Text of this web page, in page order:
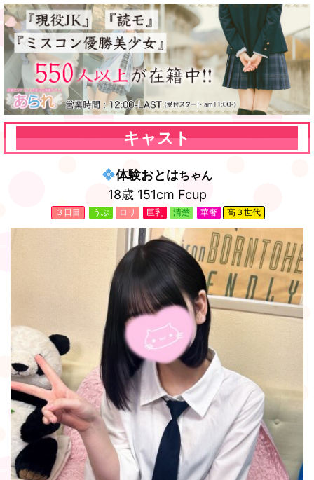
キャスト
体験おとはちゃん
18歳 151cm Fcup
３日目 うぶ ロリ 巨乳 清楚 華奢 高３世代